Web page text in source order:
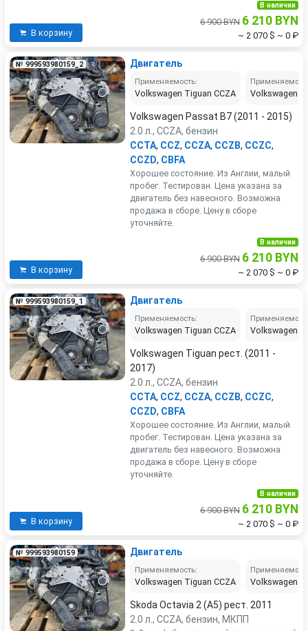
В корзину
В наличии
6 900 BYN 6 210 BYN
~ 2 070 $ ~ 0 ₽
№ 999593980159_2 Двигатель
Применяемость:
Volkswagen Tiguan CCZA Volkswagen
Volkswagen Passat B7 (2011 - 2015)
2.0 л., CCZA, бензин
CCTA, CCZ, CCZA, CCZB, CCZC,
CCZD, CBFA
Хорошее состояние. Из Англии, малый
пробег. Тестирован. Цена указана за
двигатель без навесного. Возможна
продажа в сборе. Цену в сборе
уточняйте.
В корзину
В наличии
6 900 BYN 6 210 BYN
~ 2 070 $ ~ 0 ₽
№ 999593980159_1 Двигатель
Применяемость:
Volkswagen Tiguan CCZA Volkswagen
Volkswagen Tiguan рест. (2011 -
2017)
2.0 л., CCZA, бензин
CCTA, CCZ, CCZA, CCZB, CCZC,
CCZD, CBFA
Хорошее состояние. Из Англии, малый
пробег. Тестирован. Цена указана за
двигатель без навесного. Возможна
продажа в сборе. Цену в сборе
уточняйте.
В корзину
В наличии
6 900 BYN 6 210 BYN
~ 2 070 $ ~ 0 ₽
№ 999593980159 Двигатель
Применяемость:
Volkswagen Tiguan CCZA Volkswagen
Skoda Octavia 2 (A5) рест. 2011
2.0 л., CCZA, бензин, МКПП